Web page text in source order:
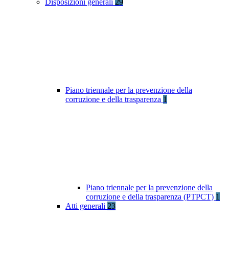
Disposizioni generali 29
Piano triennale per la prevenzione della
corruzione e della trasparenza 1
Piano triennale per la prevenzione della
corruzione e della trasparenza (PTPCT) 1
Atti generali 23